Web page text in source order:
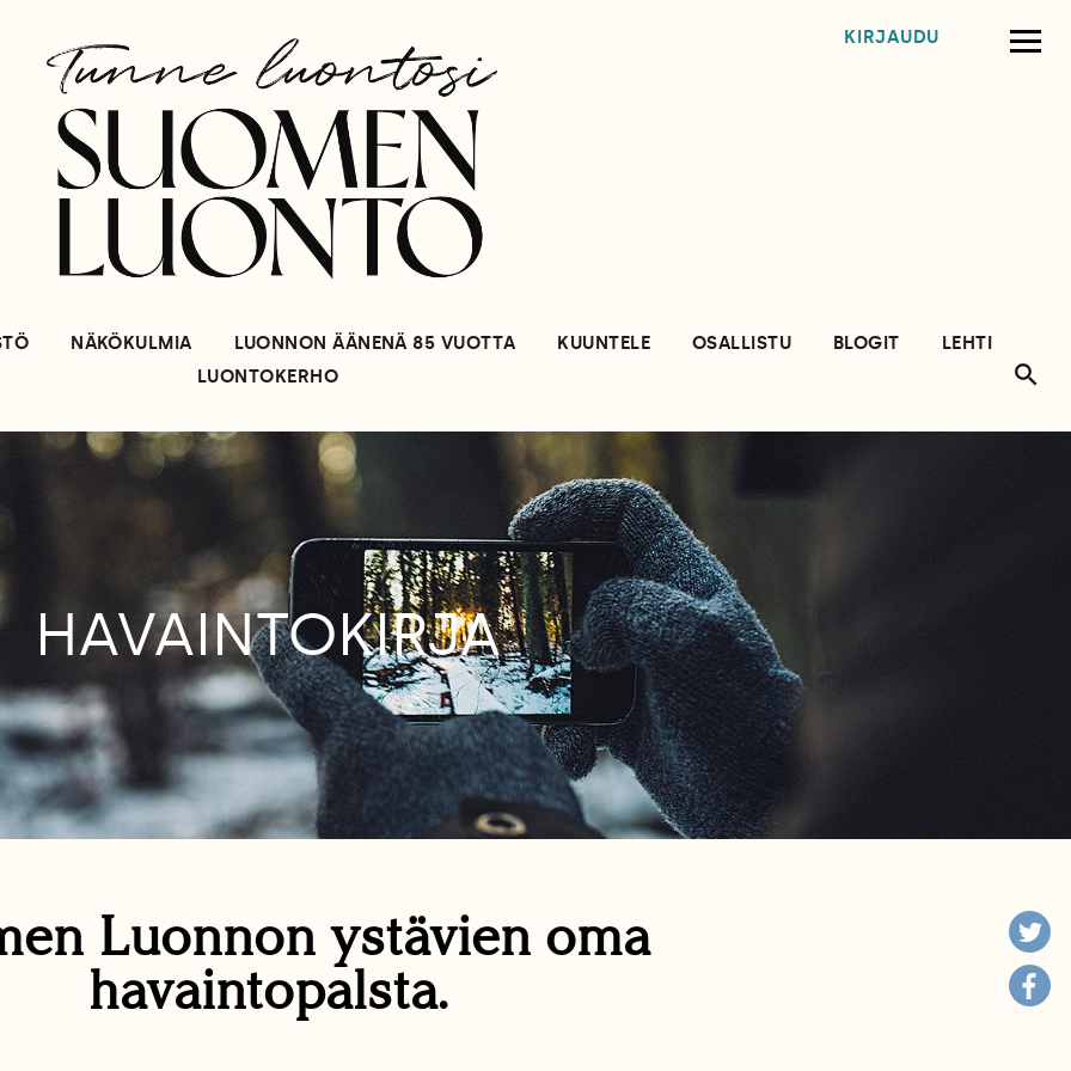
KIRJAUDU
NÄKÖKULMIA LUONNON ÄÄNENÄ 85 VUOTTA KUUNTELE OSALLISTU BLOGIT
LEHTI
LUONTOKERHO
HAVAINTOKIRJA
Luonnon ystävien oma
havaintopalsta.